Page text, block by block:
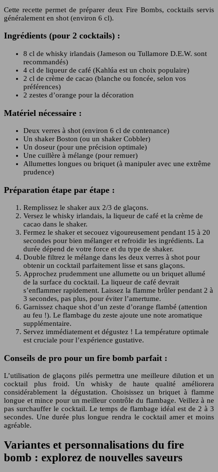
Cette recette permet de préparer deux Fire Bombs, cocktails servis
généralement en shot (environ 6 cl).
Ingrédients (pour 2 cocktails) :
8 cl de whisky irlandais (Jameson ou Tullamore D.E.W. sont
recommandés)
4 cl de liqueur de café (Kahlúa est un choix populaire)
2 cl de crème de cacao (blanche ou foncée, selon vos
préférences)
2 zestes d’orange pour la décoration
Matériel nécessaire :
Deux verres à shot (environ 6 cl de contenance)
Un shaker Boston (ou un shaker Cobbler)
Un doseur (pour une précision optimale)
Une cuillère à mélange (pour remuer)
Allumettes longues ou briquet (à manipuler avec une extrême
prudence)
Préparation étape par étape :
Remplissez le shaker aux 2/3 de glaçons.
Versez le whisky irlandais, la liqueur de café et la crème de
cacao dans le shaker.
Fermez le shaker et secouez vigoureusement pendant 15 à 20
secondes pour bien mélanger et refroidir les ingrédients. La
durée dépend de votre force et du type de shaker.
Double filtrez le mélange dans les deux verres à shot pour
obtenir un cocktail parfaitement lisse et sans glaçons.
Approchez prudemment une allumette ou un briquet allumé
de la surface du cocktail. La liqueur de café devrait
s’enflammer rapidement. Laissez la flamme brûler pendant 2 à
3 secondes, pas plus, pour éviter l’amertume.
Garnissez chaque shot d’un zeste d’orange flambé (attention
au feu !). Le flambage du zeste ajoute une note aromatique
supplémentaire.
Servez immédiatement et dégustez ! La température optimale
est cruciale pour l’expérience gustative.
Conseils de pro pour un fire bomb parfait :
L’utilisation de glaçons pilés permettra une meilleure dilution et un
cocktail plus froid. Un whisky de haute qualité améliorera
considérablement la dégustation. Choisissez un briquet à flamme
longue et mince pour un meilleur contrôle du flambage. Veillez à ne
pas surchauffer le cocktail. Le temps de flambage idéal est de 2 à 3
secondes. Une durée plus longue rendra le cocktail amer et moins
agréable.
Variantes et personnalisations du fire
bomb : explorez de nouvelles saveurs